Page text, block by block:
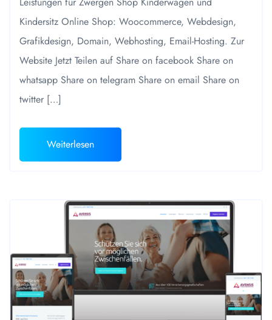
Kindersitz Online Shop: Woocommerce, Webdesign,
Grafikdesign, Domain, Webhosting, Email-Hosting. Zur
Website Jetzt Teilen auf Share on facebook Share on
whatsapp Share on telegram Share on email Share on
twitter […]
Weiterlesen